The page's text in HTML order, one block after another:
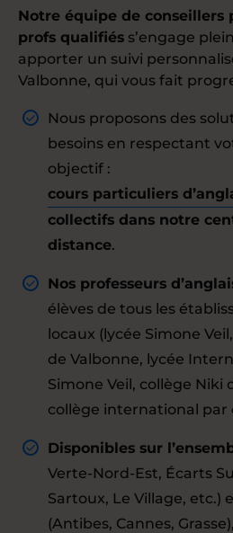
Notre équipe de conseillers
profs qualifiés s’engage
apporter un suivi
Valbonne, qui vous fait
Nous proposons des
besoins en respectant
objectif :
cours particuliers
collectifs dans notre
distance.
Nos professeurs
élèves de tous les
locaux (lycée Simone
de Valbonne, lycée
Simone Veil, collège Niki
collège international par
Disponibles sur
Verte-Nord-Est, Écarts
Sartoux, Le Village, etc.)
(Antibes, Cannes,